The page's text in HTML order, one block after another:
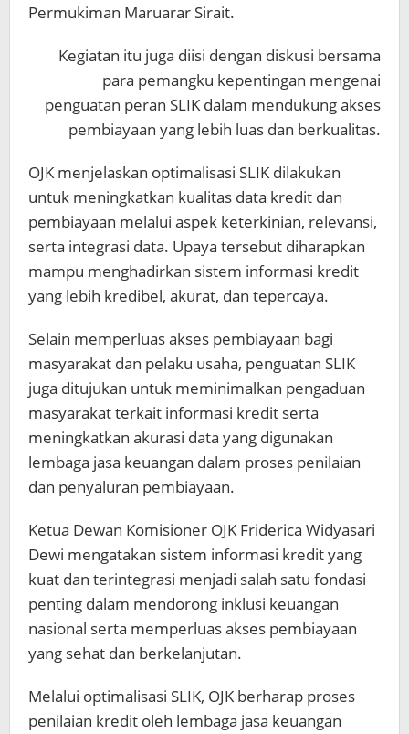
Permukiman Maruarar Sirait.
Kegiatan itu juga diisi dengan diskusi bersama
para pemangku kepentingan mengenai
penguatan peran SLIK dalam mendukung akses
pembiayaan yang lebih luas dan berkualitas.
OJK menjelaskan optimalisasi SLIK dilakukan
untuk meningkatkan kualitas data kredit dan
pembiayaan melalui aspek keterkinian, relevansi,
serta integrasi data. Upaya tersebut diharapkan
mampu menghadirkan sistem informasi kredit
yang lebih kredibel, akurat, dan tepercaya.
Selain memperluas akses pembiayaan bagi
masyarakat dan pelaku usaha, penguatan SLIK
juga ditujukan untuk meminimalkan pengaduan
masyarakat terkait informasi kredit serta
meningkatkan akurasi data yang digunakan
lembaga jasa keuangan dalam proses penilaian
dan penyaluran pembiayaan.
Ketua Dewan Komisioner OJK Friderica Widyasari
Dewi mengatakan sistem informasi kredit yang
kuat dan terintegrasi menjadi salah satu fondasi
penting dalam mendorong inklusi keuangan
nasional serta memperluas akses pembiayaan
yang sehat dan berkelanjutan.
Melalui optimalisasi SLIK, OJK berharap proses
penilaian kredit oleh lembaga jasa keuangan